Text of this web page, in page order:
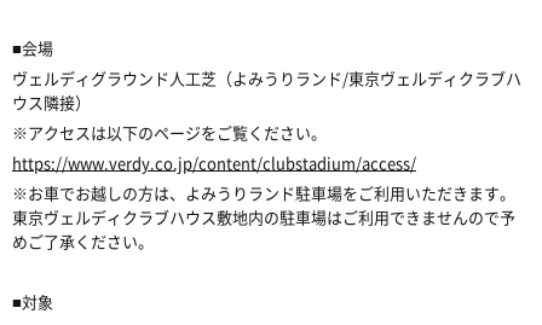
■会場
ヴェルディグラウンド人工芝（よみうりランド/東京ヴェルディクラブハ
ウス隣接）
※アクセスは以下のページをご覧ください。
https://www.verdy.co.jp/content/clubstadium/access/
※お車でお越しの方は、よみうりランド駐車場をご利用いただきます。
東京ヴェルディクラブハウス敷地内の駐車場はご利用できませんので予
めご了承ください。
■対象